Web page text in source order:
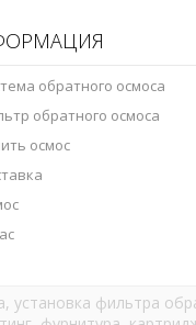
обратного осмоса
обратного осмоса
осмос
установка фильтра